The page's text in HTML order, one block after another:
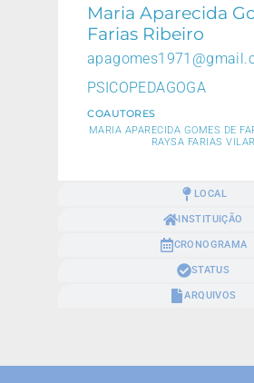
LOCAL
INSTITUIÇÃO
CRONOGRAMA
STATUS
ARQUIVOS
Maria Aparecida
Farias Ribeiro
PSICOPEDAGOGA
COAUTORES
MARIA APARECIDA GOMES DE
RAYSA FARIAS VILAR